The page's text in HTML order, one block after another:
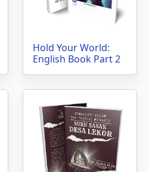
Hold Your World:
English Book Part 2